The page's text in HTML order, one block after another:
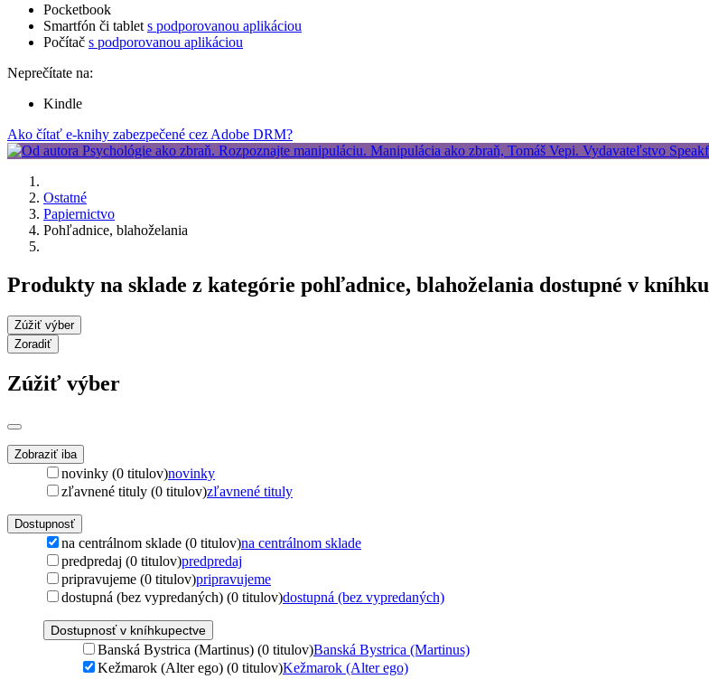
Pocketbook
Smartfón či tablet s podporovanou aplikáciou
Počítač s podporovanou aplikáciou
Neprečítate na:
Kindle
Ako čítať e-knihy zabezpečené cez Adobe DRM?
Ostatné
Papiernictvo
Pohľadnice, blahoželania
Produkty na sklade z kategórie pohľadnice, blahoželania dostupné v
Zúžiť výber
Zoradiť
Zúžiť výber
Zobraziť iba
novinky (0 titulov)novinky
zľavnené tituly (0 titulov)zľavnené tituly
Dostupnosť
na centrálnom sklade (0 titulov)na centrálnom sklade
predpredaj (0 titulov)predpredaj
pripravujeme (0 titulov)pripravujeme
dostupná (bez vypredaných) (0 titulov)dostupná (bez vypredaných)
Dostupnosť v kníhkupectve
Banská Bystrica (Martinus) (0 titulov)Banská Bystrica (Martinus)
Kežmarok (Alter ego) (0 titulov)Kežmarok (Alter ego)